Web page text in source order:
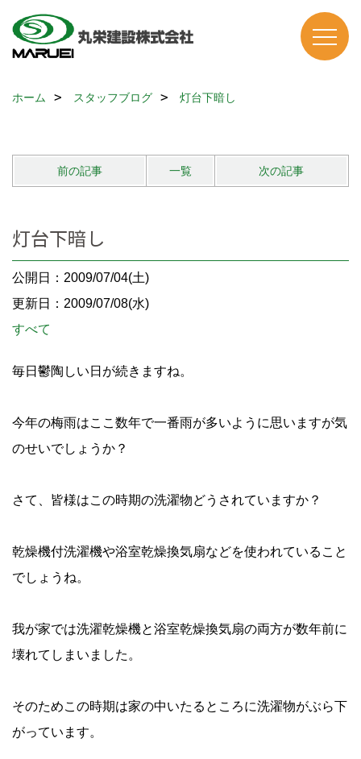
ホーム スタッフブログ 灯台下暗し
前の記事 一覧 次の記事
灯台下暗し
公開日：2009/07/04(土)
更新日：2009/07/08(水)
すべて
毎日鬱陶しい日が続きますね。
今年の梅雨はここ数年で一番雨が多いように思いますが気
のせいでしょうか？
さて、皆様はこの時期の洗濯物どうされていますか？
乾燥機付洗濯機や浴室乾燥換気扇などを使われていること
でしょうね。
我が家では洗濯乾燥機と浴室乾燥換気扇の両方が数年前に
壊れてしまいました。
そのためこの時期は家の中いたるところに洗濯物がぶら下
がっています。